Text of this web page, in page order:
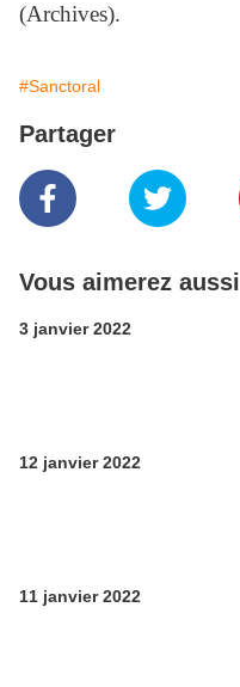
(Archives).
#Sanctoral
Partager
Vous aimerez aussi
3 janvier 2022
12 janvier 2022
11 janvier 2022